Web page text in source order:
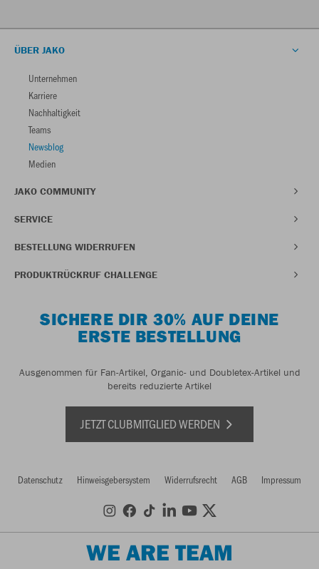
ÜBER JAKO
Unternehmen
Karriere
Nachhaltigkeit
Teams
Newsblog
Medien
JAKO COMMUNITY
SERVICE
BESTELLUNG WIDERRUFEN
PRODUKTRÜCKRUF CHALLENGE
SICHERE DIR 30% AUF DEINE
ERSTE BESTELLUNG
Ausgenommen für Fan-Artikel, Organic- und Doubletex-Artikel und
bereits reduzierte Artikel
JETZT CLUBMITGLIED WERDEN
Datenschutz Hinweisgebersystem Widerrufsrecht AGB Impressum
WE ARE TEAM